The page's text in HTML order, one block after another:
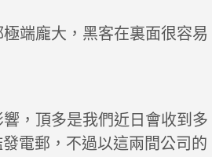
端龐大，黑客在裏面很容易
，頂多是我們近日會收到多
電郵，不過以這兩間公司的